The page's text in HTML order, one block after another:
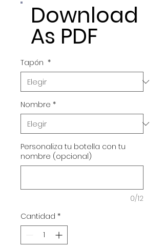
Download
As PDF
Tapón *
Nombre *
Personaliza tu botella con tu
nombre (opcional)
0/12
Cantidad *